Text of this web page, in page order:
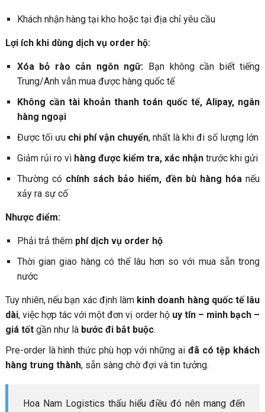
Khách nhận hàng tại kho hoặc tại địa chỉ yêu cầu
Lợi ích khi dùng dịch vụ order hộ:
Xóa bỏ rào cản ngôn ngữ: Bạn không cần biết tiếng
Trung/Anh vẫn mua được hàng quốc tế
Không cần tài khoản thanh toán quốc tế, Alipay, ngân
hàng ngoại
Được tối ưu chi phí vận chuyển, nhất là khi đi số lượng lớn
Giảm rủi ro vì hàng được kiểm tra, xác nhậntrước khi gửi
Thường có chính sách bảo hiểm, đền bù hàng hóanếu
xảy ra sự cố
Nhược điểm:
Phải trả thêm phí dịch vụ order hộ
Thời gian giao hàng có thể lâu hơn so với mua sẵn trong
nước
Tuy nhiên, nếu bạn xác định làm kinh doanh hàng quốc tế lâu
dài, việc hợp tác với một đơn vị order hộ uy tín – minh bạch –
giá tốtgần như là bước đi bắt buộc.
Pre-order là hình thức phù hợp với những ai đã có tệp khách
hàng trung thành, sẵn sàng chờ đợi và tin tưởng.
Hoa Nam Logistics thấu hiểu điều đó nên mang đến